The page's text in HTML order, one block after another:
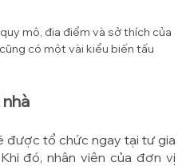
mô, địa điểm và sở thích của
có một vài kiểu biến tấu
được tổ chức ngay tại tư gia
đó, nhân viên của đơn vị